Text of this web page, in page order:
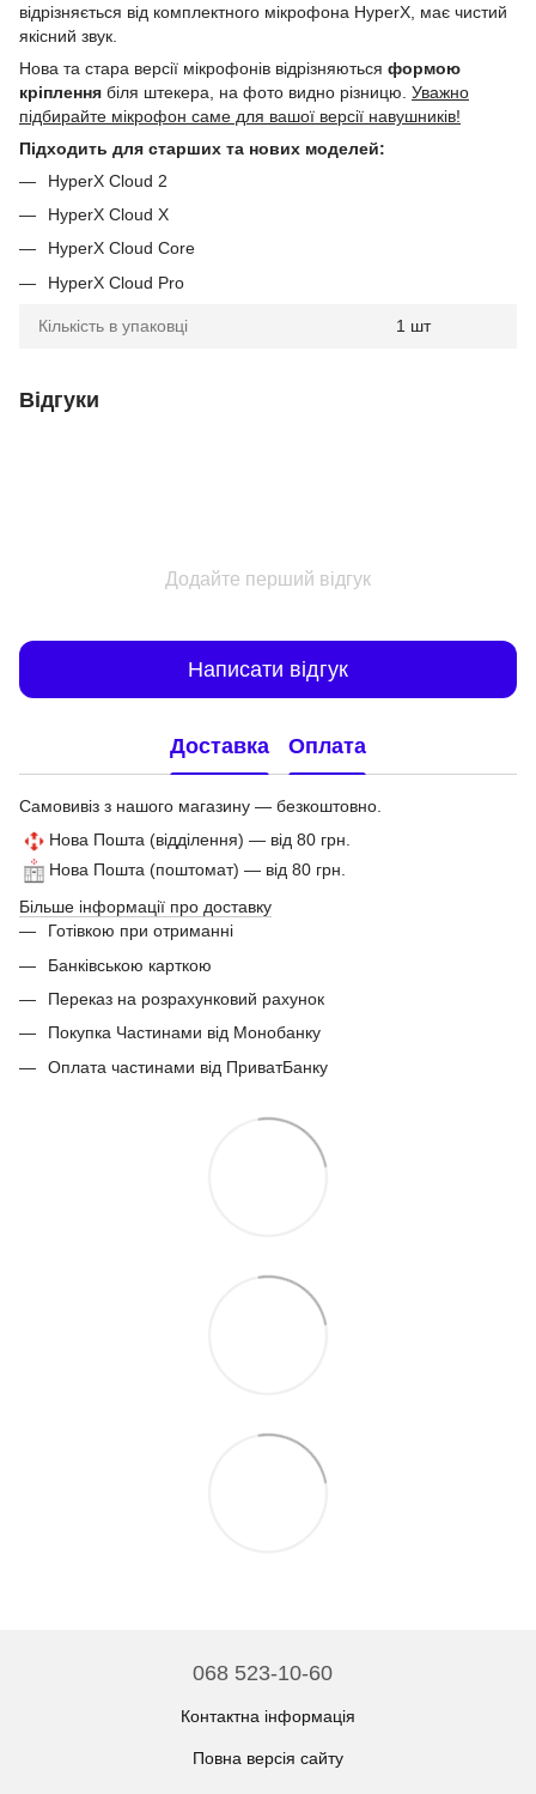
відрізняється від комплектного мікрофона HyperX, має чистий
якісний звук.
Нова та стара версії мікрофонів відрізняються формою
кріплення біля штекера, на фото видно різницю. Уважно
підбирайте мікрофон саме для вашої версії навушників!
Підходить для старших та нових моделей:
HyperX Cloud 2
HyperX Cloud X
HyperX Cloud Core
HyperX Cloud Pro
Кількість в упаковці 1 шт
Відгуки
Додайте перший відгук
Написати відгук
Доставка Оплата
Самовивіз з нашого магазину — безкоштовно.
Нова Пошта (відділення) — від 80 грн.
Нова Пошта (поштомат) — від 80 грн.
Більше інформації про доставку
Готівкою при отриманні
Банківською карткою
Переказ на розрахунковий рахунок
Покупка Частинами від Монобанку
Оплата частинами від ПриватБанку
068 523-10-60
Контактна інформація
Повна версія сайту